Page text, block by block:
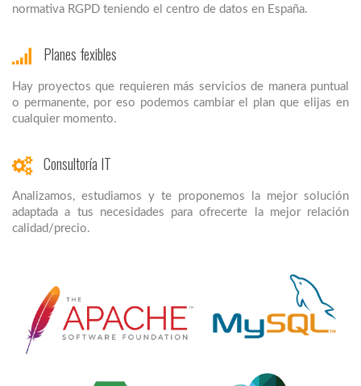
normativa RGPD teniendo el centro de datos en España.
Planes fexibles
Hay proyectos que requieren más servicios de manera puntual
o permanente, por eso podemos cambiar el plan que elijas en
cualquier momento.
Consultoría IT
Analizamos, estudiamos y te proponemos la mejor solución
adaptada a tus necesidades para ofrecerte la mejor relación
calidad/precio.